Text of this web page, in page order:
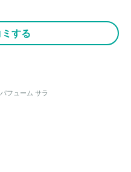
する
フューム サラ